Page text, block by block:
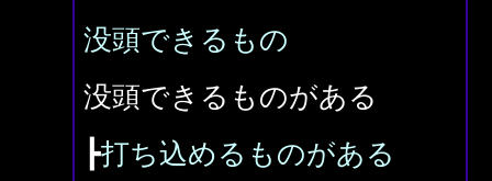
没頭できるもの
没頭できるものがある
┣打ち込めるものがある